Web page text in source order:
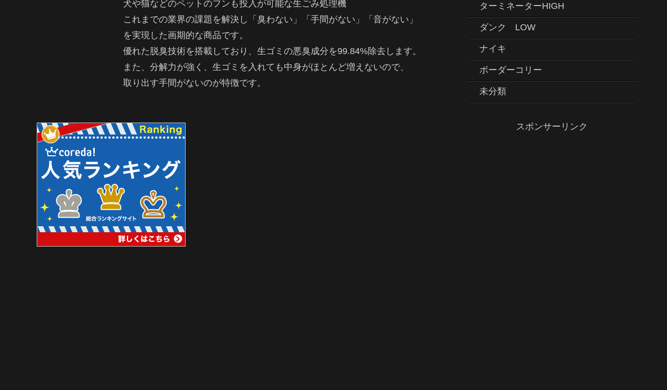
犬や猫などのペットのフンも投入が可能な生ごみ処理機
これまでの業界の課題を解決し「臭わない」「手間がない」「音がない」
を実現した画期的な商品です。
優れた脱臭技術を搭載しており、生ゴミの悪臭成分を99.84%除去します。
また、分解力が強く、生ゴミを入れても中身がほとんど増えないので、
取り出す手間がないのが特徴です。
ターミネーターHIGH
ダンク LOW
ナイキ
ボーダーコリー
未分類
スポンサーリンク